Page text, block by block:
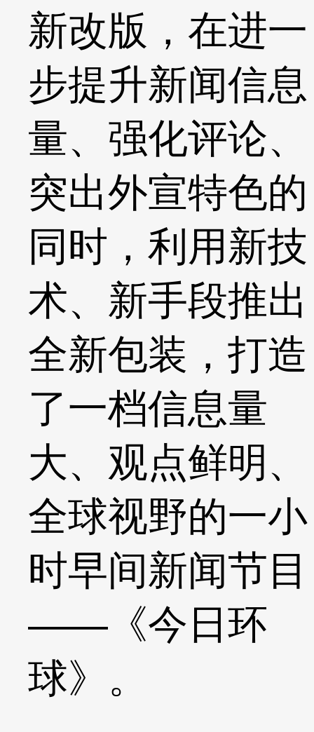
新改版，在进一
步提升新闻信息
量、强化评论、
突出外宣特色的
同时，利用新技
术、新手段推出
全新包装，打造
了一档信息量
大、观点鲜明、
全球视野的一小
时早间新闻节目
——《今日环
球》。